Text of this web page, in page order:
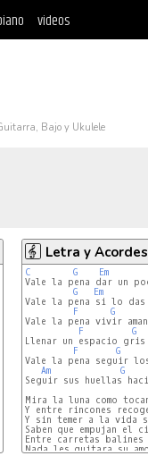
videos
Bajo y Ukulele
Letra y Acordes
C G Em
Vale la pena dar un
G
Em
Vale la pena si lo das
F
G
Vale la pena vivir
F
G
Llenar un espacio gris
F
G
Vale la pena seguir
Am
G
Seguir sus huellas
Mira la luna como
Y entre rincones
Y sin temer a la vida
Saben que empujan el
Entre carretas balines
Nada les quitara su